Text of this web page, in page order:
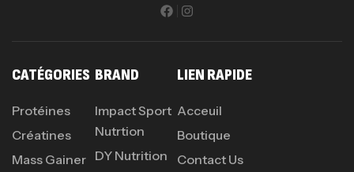
CATÉGORIES
Protéines
Créatines
Mass Gainer
BRAND
Impact Sport
Nutrtion
DY Nutrition
LIEN RAPIDE
Acceuil
Boutique
Contact Us